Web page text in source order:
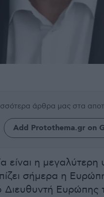
άρθρα μας στα
Add Protothema.gr on
είναι η μεγαλύτερη
σήμερα η
Διευθυντή Ευρώπης